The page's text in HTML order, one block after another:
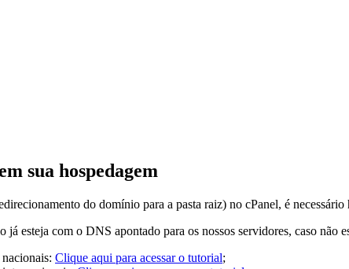
sua hospedagem
do domínio para a pasta raiz) no cPanel, é
já esteja com o DNS apontado para os nossos servidores, caso
Clique aqui para acessar o tutorial;